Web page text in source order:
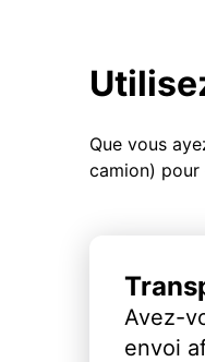
Que vous
camion) pour
Avez-
envoi